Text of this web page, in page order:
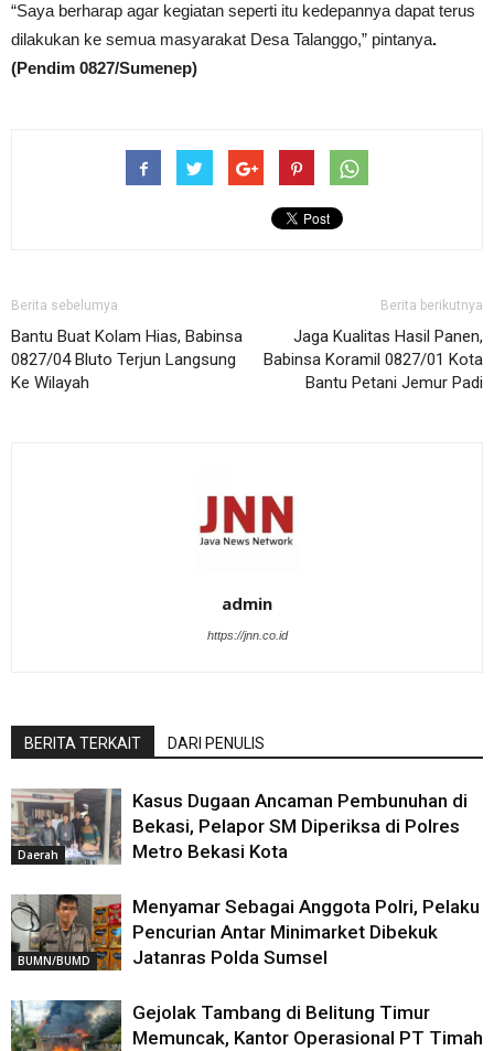
“Saya berharap agar kegiatan seperti itu kedepannya dapat terus
dilakukan ke semua masyarakat Desa Talanggo,” pintanya.
(Pendim 0827/Sumenep)
Berita sebelumya
Bantu Buat Kolam Hias, Babinsa
0827/04 Bluto Terjun Langsung
Ke Wilayah
Berita berikutnya
Jaga Kualitas Hasil Panen,
Babinsa Koramil 0827/01 Kota
Bantu Petani Jemur Padi
admin
https://jnn.co.id
BERITA TERKAIT DARI PENULIS
Daerah
Kasus Dugaan Ancaman Pembunuhan di
Bekasi, Pelapor SM Diperiksa di Polres
Metro Bekasi Kota
BUMN/BUMD
Menyamar Sebagai Anggota Polri, Pelaku
Pencurian Antar Minimarket Dibekuk
Jatanras Polda Sumsel
Gejolak Tambang di Belitung Timur
Memuncak, Kantor Operasional PT Timah